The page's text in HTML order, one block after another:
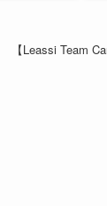
【Leassi Team